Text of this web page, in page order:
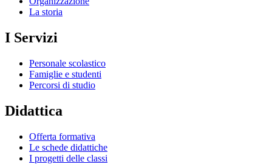
La storia
I Servizi
Personale scolastico
Famiglie e studenti
Percorsi di studio
Didattica
Offerta formativa
Le schede didattiche
I progetti delle classi